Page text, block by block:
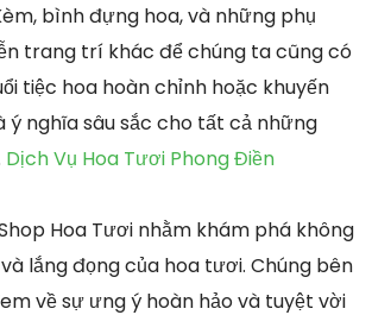
bình đựng hoa, và những phụ
trang trí khác để chúng ta cũng có
tiệc hoa hoàn chỉnh hoặc khuyến
ý nghĩa sâu sắc cho tất cả những
Dịch Vụ Hoa Tươi Phong Điền
Hoa Tươi nhằm khám phá không
lắng đọng của hoa tươi. Chúng bên
về sự ưng ý hoàn hảo và tuyệt vời